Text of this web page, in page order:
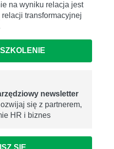
na wyniku relacja jest
transformacyjnej
newsletter
się z partnerem,
HR i biznes
SIĘ